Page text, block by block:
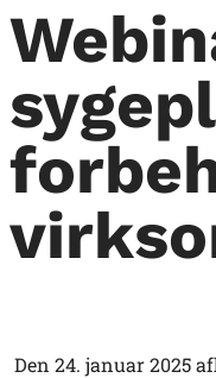
Den 24. januar 2025